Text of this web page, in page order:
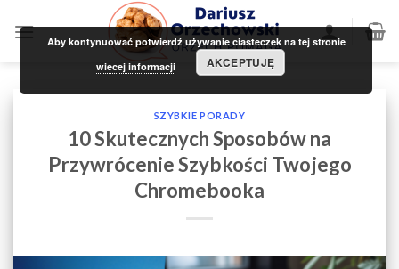
SZYBKIE PORADY
10 Skutecznych Sposobów na
Przywrócenie Szybkości Twojego
Chromebooka
Aby kontynuować potwierdź używanie ciasteczek na tej stronie
wiecej informacji
AKCEPTUJĘ